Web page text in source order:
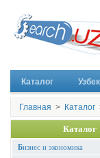
Каталог
Главная > Каталог
Каталог
Бизнес и экономика